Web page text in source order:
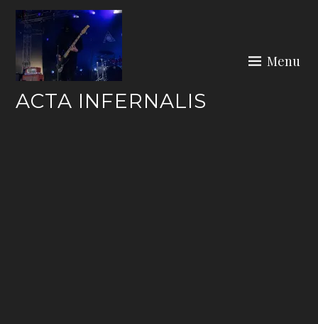
Skip
content
ACTA INFERNALIS
Menu